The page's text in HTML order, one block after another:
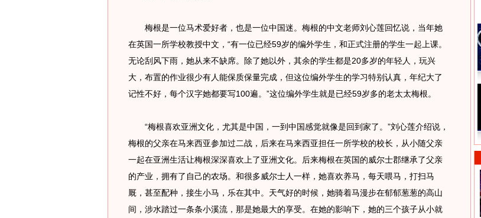
梅根是一位马术爱好者，也是一位中国迷。梅根的中文老师刘心莲回忆说，当年她
在英国一所学校教授中文，“有一位已经59岁的编外学生，和正式注册的学生一起上课。
无论刮风下雨，她从来不缺席。除了她以外，其余的学生都是20多岁的年轻人，玩兴
大，布置的作业很少有人能保质保量完成，但这位编外学生的学习特别认真，年纪大了
记性不好，每个汉字她都要写100遍。”这位编外学生就是已经59岁多的老太太梅根。
“梅根喜欢亚洲文化，尤其是中国，一到中国感觉就像是回到家了。”刘心莲介绍说，
梅根的父亲在马来西亚参加过二战，后来在马来西亚担任一所学校的校长，从小随父亲
一起在亚洲生活让梅根深深喜欢上了亚洲文化。后来梅根在英国的威尔士郡继承了父亲
的产业，拥有了自己的农场。和很多威尔士人一样，她喜欢养马，每天喂马，打扫马
厩，甚至配种，接生小马，乐在其中。天气好的时候，她骑着马漫步在郁郁葱葱的高山
间，涉水踏过一条条小溪流，那是她最大的享受。在她的影响下，她的三个孩子从小就